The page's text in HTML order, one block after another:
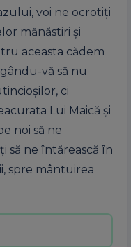
voi ne ocrotiți
mănăstiri și
aceasta cădem
vă să nu
ci
Lui Maică și
noi să ne
să ne întărească în
spre mântuirea